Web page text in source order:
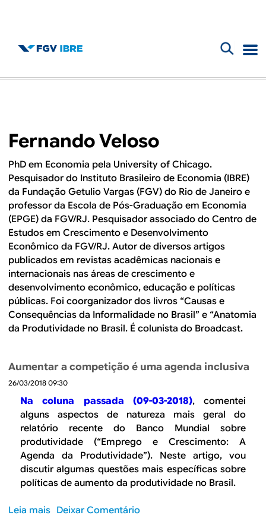
B
o
g
d
o
I
B
R
E
o
u
l
á
r
i
o
d
e
b
u
c
Fernando Veloso
PhD em Economia pela University of Chicago.
Pesquisador do Instituto Brasileiro de Economia (IBRE)
da Fundação Getulio Vargas (FGV) do Rio de Janeiro e
professor da Escola de Pós-Graduação em Economia
(EPGE) da FGV/RJ. Pesquisador associado do Centro de
Estudos em Crescimento e Desenvolvimento
Econômico da FGV/RJ. Autor de diversos artigos
publicados em revistas acadêmicas nacionais e
internacionais nas áreas de crescimento e
desenvolvimento econômico, educação e políticas
públicas. Foi coorganizador dos livros “Causas e
Consequências da Informalidade no Brasil” e “Anatomia
da Produtividade no Brasil. É colunista do Broadcast.
Aumentar a competição é uma agenda inclusiva
26/03/2018 09:30
Na coluna passada (09-03-2018), comentei
alguns aspectos de natureza mais geral do
relatório recente do Banco Mundial sobre
produtividade (“Emprego e Crescimento: A
Agenda da Produtividade”). Neste artigo, vou
discutir algumas questões mais específicas sobre
políticas de aumento da produtividade no Brasil.
Leia mais Deixar Comentário